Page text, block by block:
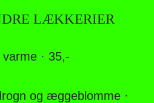
LÆKKERIER
varme · 35,-
og æggeblomme ·